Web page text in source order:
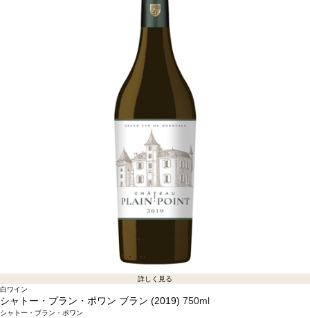
詳しく見る
白ワイン
シャトー・プラン・ポワン ブラン (2019) 750ml
シャトー・プラン・ポワン